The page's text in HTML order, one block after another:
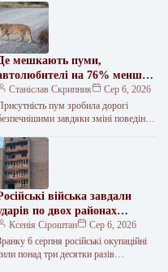
мешкають пуми,
на 76% менш
до наїздів на оленів –
| Українська наука
Станіслав Скрипник
Сер 6, 2026
пум зробила дорогі
завдяки зміні поведінки
півострові. На
території, де були…
війська завдали
по двох районах
є
Ксенія Сіроштан
Сер 6, 2026
6 серпня російські окупаційні
понад три десятки разів